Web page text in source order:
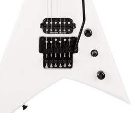
パーカッション
電子ピアノ